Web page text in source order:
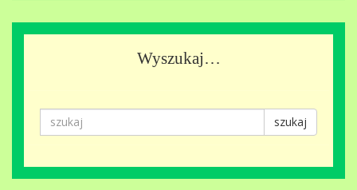
Wyszukaj…
szukaj